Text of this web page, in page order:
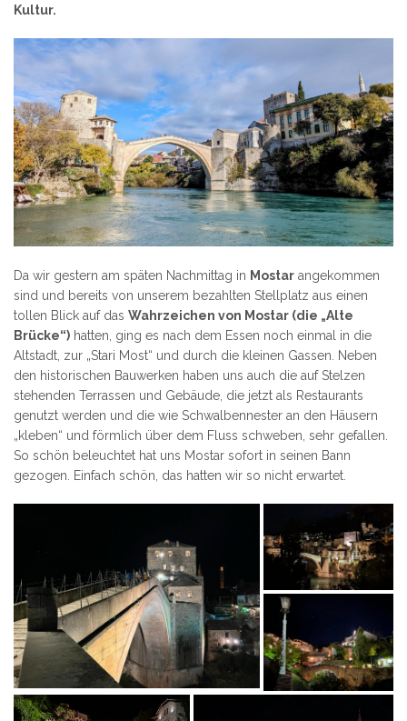
Kultur.
Da wir gestern am späten Nachmittag in Mostar angekommen
sind und bereits von unserem bezahlten Stellplatz aus einen
tollen Blick auf das Wahrzeichen von Mostar (die „Alte
Brücke“) hatten, ging es nach dem Essen noch einmal in die
Altstadt, zur „Stari Most“ und durch die kleinen Gassen. Neben
den historischen Bauwerken haben uns auch die auf Stelzen
stehenden Terrassen und Gebäude, die jetzt als Restaurants
genutzt werden und die wie Schwalbennester an den Häusern
„kleben“ und förmlich über dem Fluss schweben, sehr gefallen.
So schön beleuchtet hat uns Mostar sofort in seinen Bann
gezogen. Einfach schön, das hatten wir so nicht erwartet.